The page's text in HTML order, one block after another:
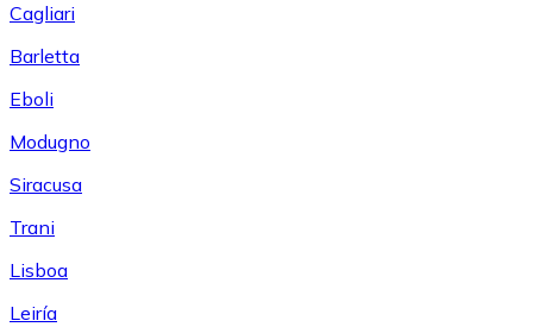
Cagliari
Barletta
Eboli
Modugno
Siracusa
Trani
Lisboa
Leiría